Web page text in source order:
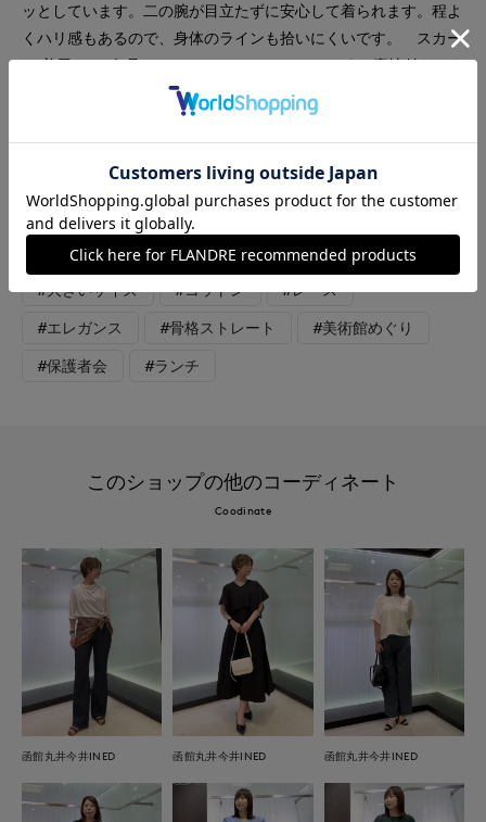
ッとしています。二の腕が目立たずに安心して着られます。程よ
くハリ感もあるので、身体のラインも拾いにくいです。 スカー
ト 着用サイズ9号 コットンレースのスカートです。裏地付きでウ
エストはゴムになっていてとても履きやすく、1枚で着映えしま
す！いつもは11号ですがこちらは9号で大丈夫でした。
#ニット #アクセサリー
#通勤・仕事 #オフィスカジュアル
#デート #ウォッシャブル #イージーケア
#大きいサイズ #コットン #レース
#エレガンス #骨格ストレート #美術館めぐり
#保護者会 #ランチ
このショップの他のコーディネート
Coodinate
函館丸井今井INED 函館丸井今井INED 函館丸井今井INED